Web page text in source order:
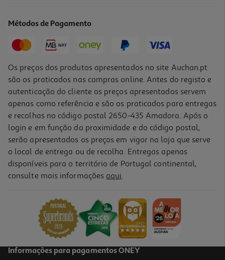
+0,10 € Depósito
Bebida Energetica Hell Melancia 0.25l (sdr)
+0,10 € Depósito
Métodos de Pagamento
Os preços dos produtos apresentados no site Auchan.pt
são os praticados nas compras online. Antes do registo e
autenticação do cliente os preços apresentados servem
apenas como referência e são os praticados para entregas
e recolhas no código postal 2650-435 Amadora. Após o
login e em função da proximidade e do código postal,
serão apresentados os preços em vigor na loja que serve
o local de entrega ou de recolha. Entregas apenas
disponíveis para o território de Portugal continental,
consulte mais informações aqui.
Informações para pagamentos ONEY